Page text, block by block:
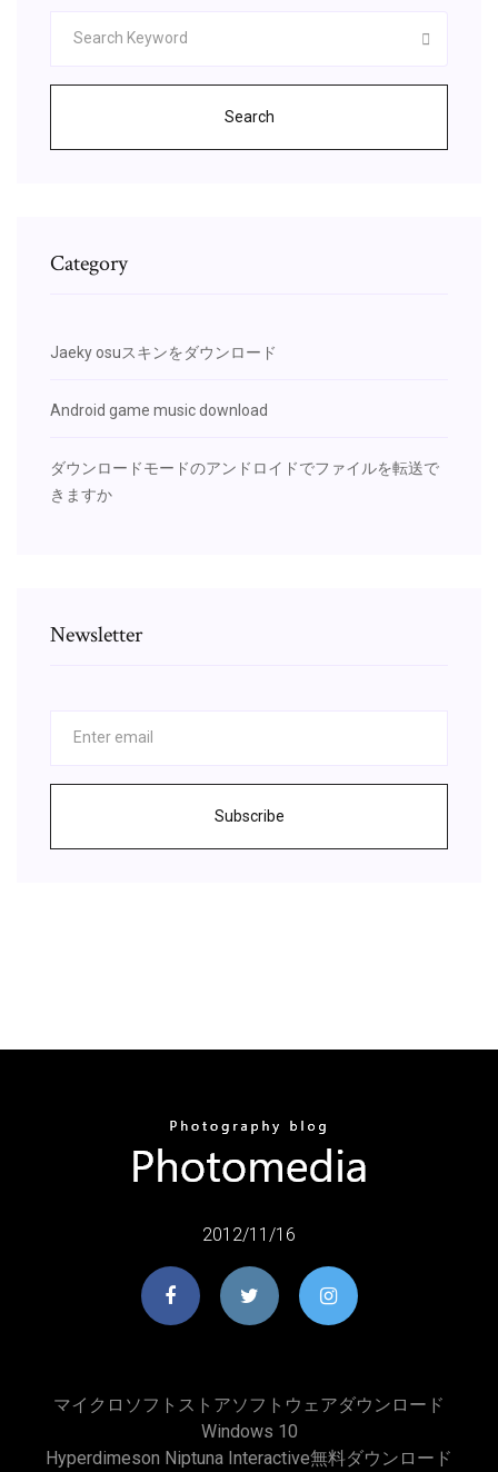
Search
Category
Jaeky osuスキンをダウンロード
Android game music download
ダウンロードモードのアンドロイドでファイルを転送で
きますか
Newsletter
Subscribe
2012/11/16
マイクロソフトストアソフトウェアダウンロード
Windows 10
Hyperdimeson Niptuna Interactive無料ダウンロード